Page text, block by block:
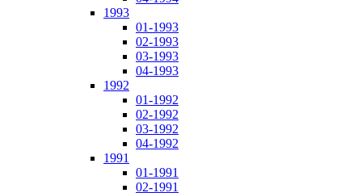
1993
01-1993
02-1993
03-1993
04-1993
1992
01-1992
02-1992
03-1992
04-1992
1991
01-1991
02-1991